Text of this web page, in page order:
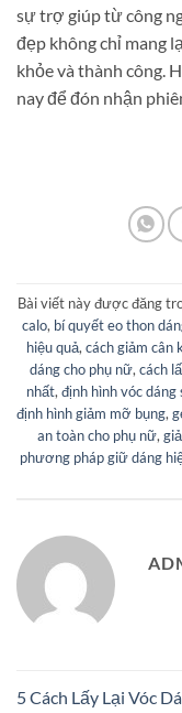
sự trợ giúp từ công
đẹp không chỉ mang
khỏe và thành công.
nay để đón nhận
Bài viết này được đăng
calo, bí quyết eo thon
hiệu quả, cách giảm cân
dáng cho phụ nữ, cách
nhất, định hình vóc
định hình giảm mỡ bụng,
an toàn cho phụ nữ,
phương pháp giữ dáng
5 Cách Lấy Lại Vóc